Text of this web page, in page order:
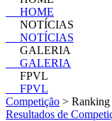
HOME
NOTÍCIAS
NOTÍCIAS
GALERIA
GALERIA
FPVL
FPVL
Competição >
Resultados de